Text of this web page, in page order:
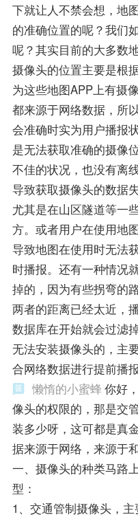
下就让人不禁会想，地
的准确位置的呢？我们
呢？其实目前的大多数
摄像头的位置主要是根
为这些地图APP上有摄
都来源于网络数据，所
会准确时实为用户播报
是无法获取准确的摄像
不佳的状况，也没有离
导致获取摄像头的数据
尤其是在山区隧道等一
方。或者用户在使用地
导致地图在使用时无法
时播报。还有一种情况
掉的，因为有些拐弯的
两者的距离已经太近，
数据库在开始就会过滤
无法安装摄像头的，主
合网络数据进行提前播报
懒惰的小蜜蜂 你好
像头的权限的，那是交
装多少呀，这可都是真
据来源于网络，来源于
一、摄像头的种类马路
型：
1、交通管制摄像头，